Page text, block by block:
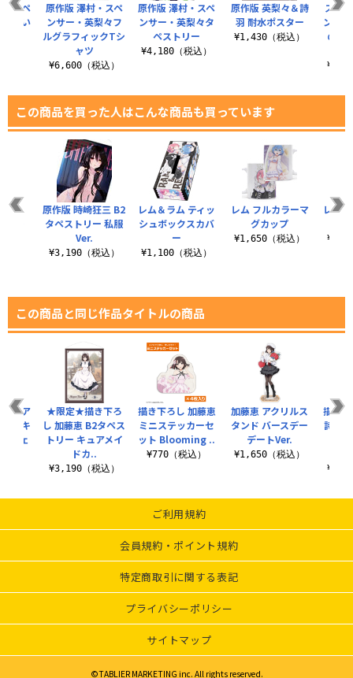
原作版 澤村・スペ
ンサー・英梨々タ
ペストリー
¥4,180（税込）
原作版 英梨々＆詩
羽 耐水ポスター
¥1,430（税込）
スマ
ング
の育
タペ
ない
原作版 澤村・スペ
ンサー・英梨々フ
ルグラフィックTシ
ャツ
¥6,600（税込）
この商品を買った人はこんな商品も買っています
レム＆ラム ティッ
シュボックスカバ
ー
¥1,100（税込）
レム フルカラーマ
グカップ
¥1,650（税込）
レム
原作版 時崎狂三 B2
タペストリー 私服
Ver.
¥3,190（税込）
この商品と同じ作品タイトルの商品
描き下ろし 加藤恵
ミニステッカーセ
ット Blooming ..
¥770（税込）
加藤恵 アクリルス
タンド バースデー
デートVer.
¥1,650（税込）
描き
詩羽
恵 ア
ド キ
フェ
★限定★描き下ろ
し 加藤恵 B2タペス
トリー キュアメイ
ドカ..
¥3,190（税込）
ご利用規約
会員規約・ポイント規約
特定商取引に関する表記
プライバシーポリシー
サイトマップ
©TABLIER MARKETING inc. All rights reserved.